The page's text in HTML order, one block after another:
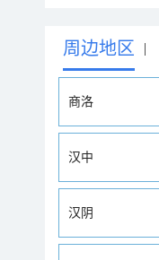
周边地区 |
商洛
汉中
汉阴